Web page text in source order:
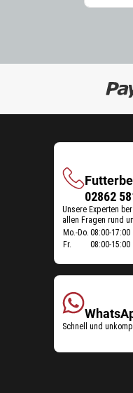
02862
Unsere Experten
allen Fragen rund
Mo.-Do. 08:00-17:00
Fr.
08:00-15:00
Schnell und